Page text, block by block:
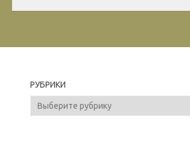
РУБРИКИ
Рубрики